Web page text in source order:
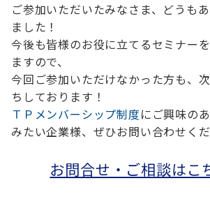
ご参加いただいたみなさま、どうも
ました！
今後も皆様のお役に立てるセミナー
ますので、
今回ご参加いただけなかった方も、
ちしております！
ＴＰメンバーシップ制度にご興味の
みたい企業様、ぜひお問い合わせくだ
お問合せ・ご相談はこ